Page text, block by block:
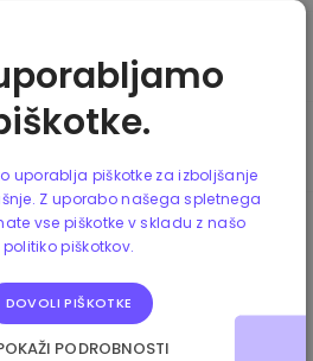
-4.40%
0.00%
uporablja piškotke za izboljšanje
Z uporabo našega spletnega
vse piškotke v skladu z našo
politiko piškotkov.
DOVOLI PIŠKOTKE
PODROBNOSTI